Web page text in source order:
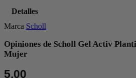
Detalles
Marca Scholl
Opiniones de Scholl Gel Activ
Mujer